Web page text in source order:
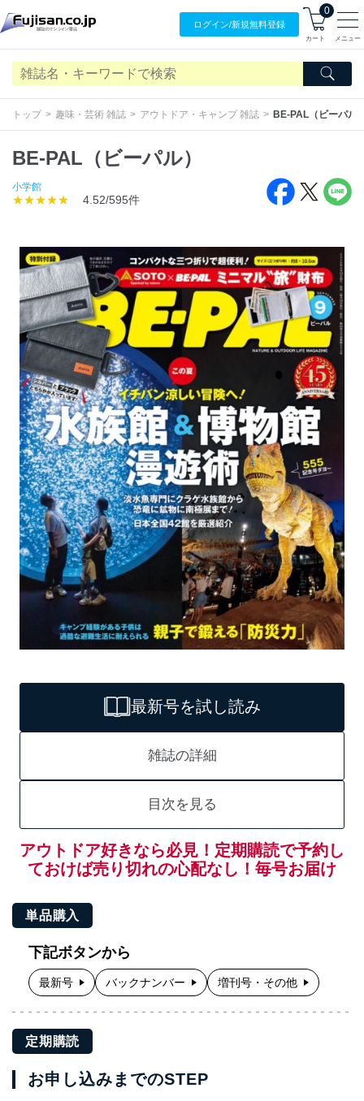
ログイン/新規無料登録
0
カート メニュー
トップ 趣味・芸術 雑誌 アウトドア・キャンプ 雑誌 BE-PAL（ビーパル
BE-PAL（ビーパル）
小学館
★★★★★ 4.52/595件
最新号を試し読み
雑誌の詳細
目次を見る
アウトドア好きなら必見！定期購読で予約し
ておけば売り切れの心配なし！毎号お届け
単品購入
下記ボタンから
最新号 バックナンバー 増刊号・その他
定期購読
お申し込みまでのSTEP